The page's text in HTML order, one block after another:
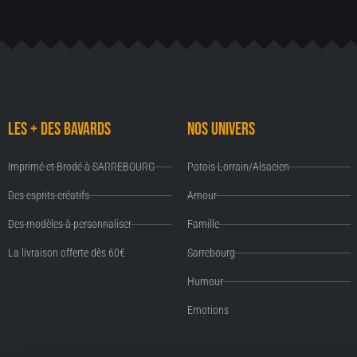
Les + des Bavards
Imprimé et Brodé à SARREBOURG
Des esprits créatifs
Des modèles à personnaliser
La livraison offerte dès 60€
Nos univers
Patois Lorrain/Alsacien
Amour
Famille
Sarrebourg
Humour
Emotions